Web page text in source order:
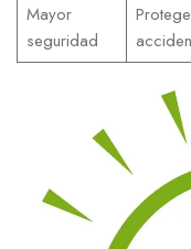
Mayor
seguridad